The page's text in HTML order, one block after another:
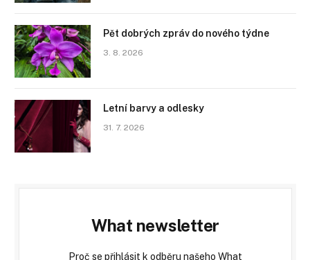
Pět dobrých zpráv do nového týdne
3. 8. 2026
Letní barvy a odlesky
31. 7. 2026
What newsletter
Proč se přihlásit k odběru našeho What